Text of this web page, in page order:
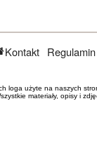
Kontakt
loga użyte na naszych
materiały, opisy i